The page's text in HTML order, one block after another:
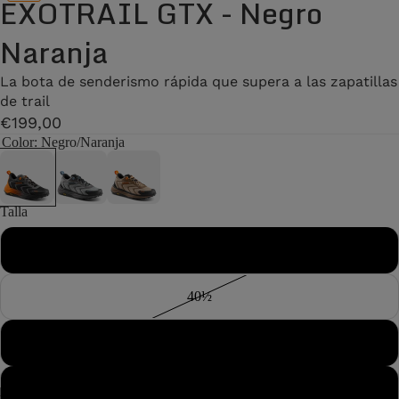
EXOTRAIL GTX - Negro
Naranja
La bota de senderismo rápida que supera a las zapatillas
de trail
€199,00
Color: Negro/Naranja
Talla
40½